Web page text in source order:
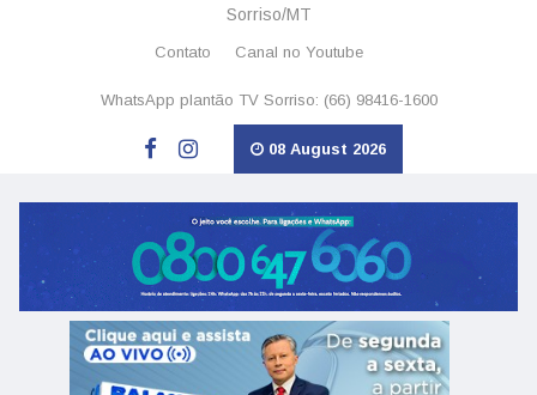
Sorriso/MT
Contato Canal no Youtube
WhatsApp plantão TV Sorriso: (66) 98416-1600
08 August 2026